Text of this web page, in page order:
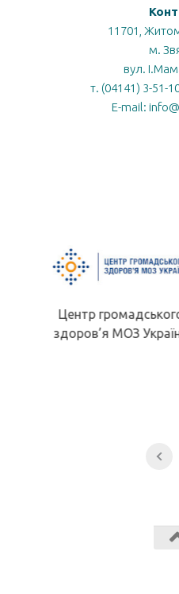
11701,
м.
вул.
т. (04141) 3-51-
E-mail:
Центр громадського
здоров’я МОЗ України